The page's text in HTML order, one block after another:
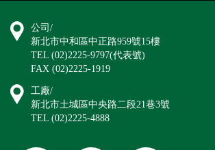
公司/
新北市中和區中正路959號15樓
TEL (02)2225-9797(代表號)
FAX (02)2225-1919
工廠/
新北市土城區中央路二段21巷3號
TEL (02)2225-4888